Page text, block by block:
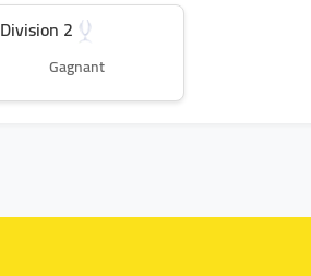
Division 2
Gagnant